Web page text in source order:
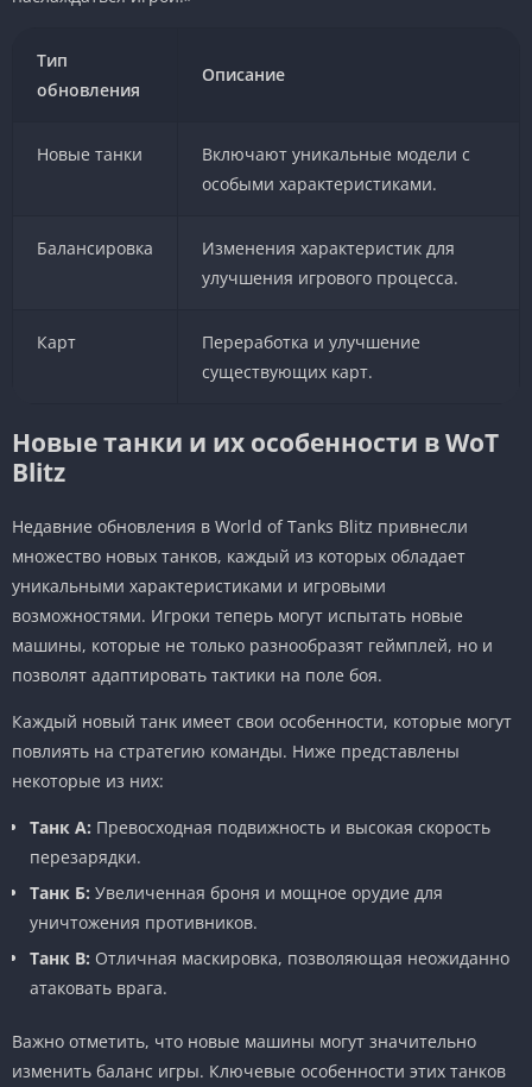
Тип
обновления
Описание
Новые танки
Включают уникальные модели с
особыми характеристиками.
Балансировка
Изменения характеристик для
улучшения игрового процесса.
Карт
Переработка и улучшение
существующих карт.
Новые танки и их особенности в WoT
Blitz
Недавние обновления в World of Tanks Blitz привнесли
множество новых танков, каждый из которых обладает
уникальными характеристиками и игровыми
возможностями. Игроки теперь могут испытать новые
машины, которые не только разнообразят геймплей, но и
позволят адаптировать тактики на поле боя.
Каждый новый танк имеет свои особенности, которые могут
повлиять на стратегию команды. Ниже представлены
некоторые из них:
Танк А: Превосходная подвижность и высокая скорость
перезарядки.
Танк Б: Увеличенная броня и мощное орудие для
уничтожения противников.
Танк В: Отличная маскировка, позволяющая неожиданно
атаковать врага.
Важно отметить, что новые машины могут значительно
изменить баланс игры. Ключевые особенности этих танков